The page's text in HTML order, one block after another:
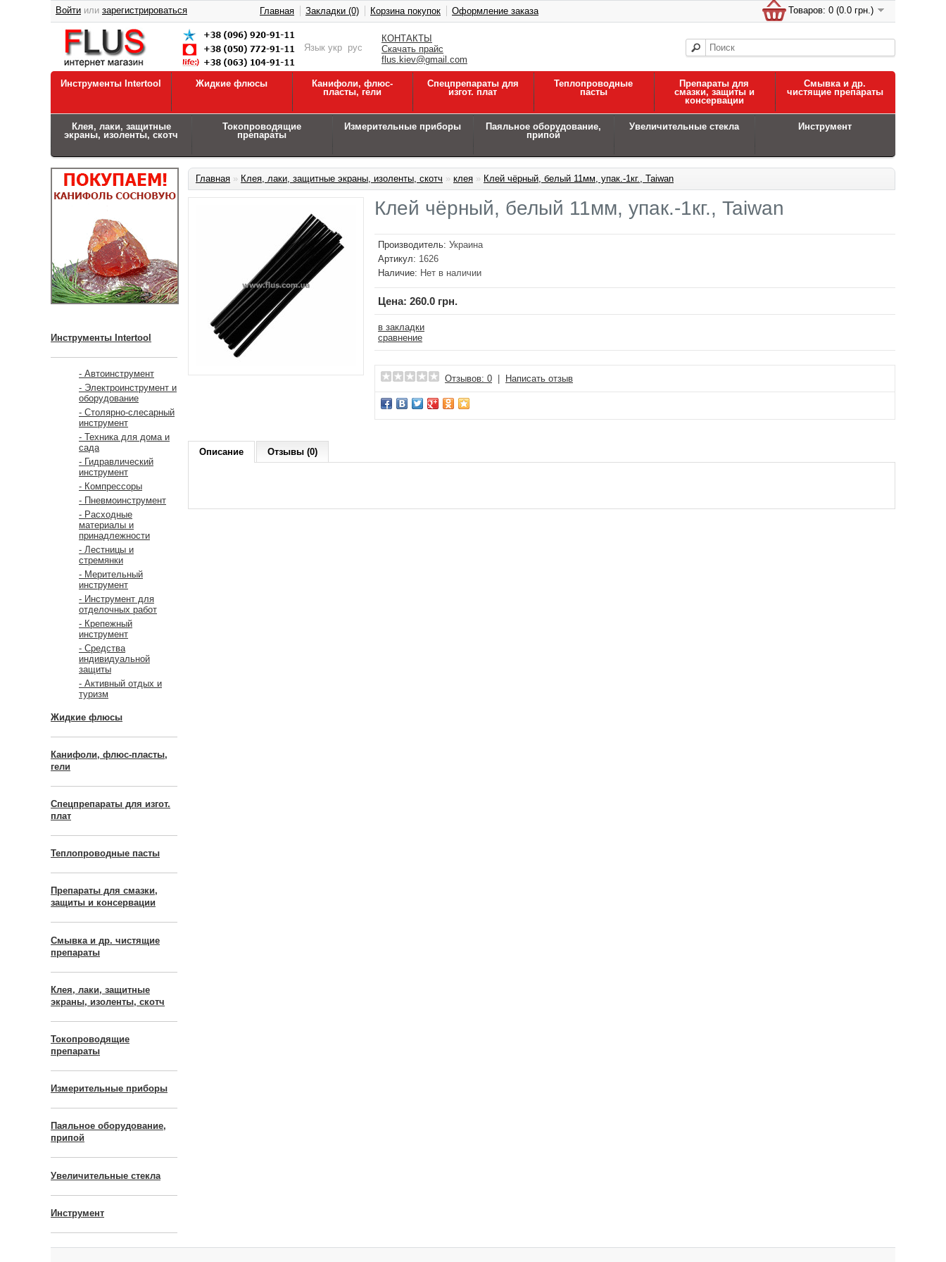
КОНТАКТЫ
Скачать прайс
flus.kiev@gmail.com
Язык укр рус
Товаров: 0 (0.0 грн.)
Войти или зарегистрироваться Главная Закладки (0) Корзина покупок Оформление заказа
Инструменты Intertool Жидкие флюсы
Канифоли, флюс-
пласты, гели
Спецпрепараты для
изгот. плат
Теплопроводные
пасты
Препараты для
смазки, защиты и
консервации
Смывка и др.
чистящие препараты
Клея, лаки, защитные
экраны, изоленты, скотч
Токопроводящие
препараты
Измерительные приборы
Паяльное оборудование,
припой
Увеличительные стекла Инструмент
Инструменты Intertool
- Автоинструмент
- Электроинструмент и
оборудование
- Столярно-слесарный
инструмент
- Техника для дома и
сада
- Гидравлический
инструмент
- Компрессоры
- Пневмоинструмент
- Расходные
материалы и
принадлежности
- Лестницы и
стремянки
- Мерительный
инструмент
- Инструмент для
отделочных работ
- Крепежный
инструмент
- Средства
индивидуальной
защиты
- Активный отдых и
туризм
Жидкие флюсы
Канифоли, флюс-пласты,
гели
Спецпрепараты для изгот.
плат
Теплопроводные пасты
Препараты для смазки,
защиты и консервации
Смывка и др. чистящие
препараты
Клея, лаки, защитные
экраны, изоленты, скотч
Токопроводящие
препараты
Измерительные приборы
Паяльное оборудование,
припой
Увеличительные стекла
Инструмент
Главная » Клея, лаки, защитные экраны, изоленты, скотч » клея » Клей чёрный, белый 11мм, упак.-1кг., Taiwan
Клей чёрный, белый 11мм, упак.-1кг., Taiwan
Производитель: Украина
Артикул: 1626
Наличие: Нет в наличии
Цена: 260.0 грн.
в закладки
сравнение
Отзывов: 0 Написать отзыв
Описание Отзывы (0)